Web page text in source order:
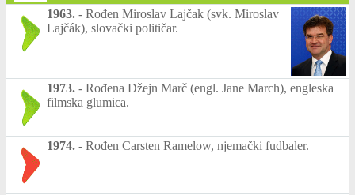
1963. - Rođen Miroslav Lajčak (svk. Miroslav
Lajčák), slovački političar.
1973. - Rođena Džejn Marč (engl. Jane March), engleska
filmska glumica.
1974. - Rođen Carsten Ramelow, njemački fudbaler.